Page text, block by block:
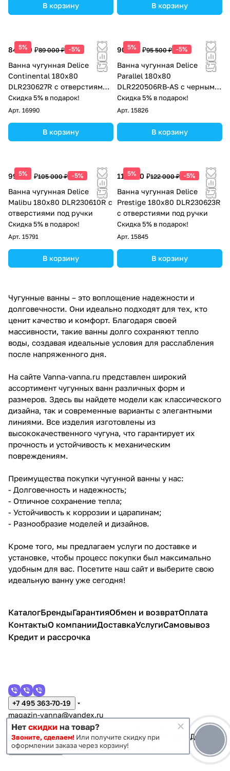
В корзину В корзину
5%
84 550 ₽89 000 ₽ -5%
Ванна чугунная Delice
Continental 180х80
DLR230627R с отверстиями
под ручки
Скидка 5% в подарок!
Арт. 16990
В корзину
5%
90 725 ₽95 500 ₽ -5%
Ванна чугунная Delice
Parallel 180х80
DLR220506RB-AS с черными
матовыми ручками и
антискользящим покрытием
Скидка 5% в подарок!
Арт. 15826
В корзину
5%
99 750 ₽105 000 ₽ -5%
Ванна чугунная Delice
Malibu 180х80 DLR230610R с
отверстиями под ручки
Скидка 5% в подарок!
Арт. 15791
В корзину
5%
115 900 ₽122 000 ₽ -5%
Ванна чугунная Delice
Prestige 180х80 DLR230623R
с отверстиями под ручки
Скидка 5% в подарок!
Арт. 15845
В корзину
Чугунные ванны – это воплощение надежности и
долговечности. Они идеально подходят для тех, кто
ценит качество и комфорт. Благодаря своей
массивности, такие ванны долго сохраняют тепло
воды, создавая идеальные условия для расслабления
после напряженного дня.
На сайте Vanna-vanna.ru представлен широкий
ассортимент чугунных ванн различных форм и
размеров. Здесь вы найдете модели как классического
дизайна, так и современные варианты с элегантными
линиями. Все изделия изготовлены из
высококачественного чугуна, что гарантирует их
прочность и устойчивость к механическим
повреждениям.
Преимущества покупки чугунной ванны у нас:
- Долговечность и надежность;
- Отличное сохранение тепла;
- Устойчивость к коррозии и царапинам;
- Разнообразие моделей и дизайнов.
Кроме того, мы предлагаем услуги по доставке и
установке, чтобы процесс покупки был максимально
удобным для вас. Посетите наш сайт и выберите свою
идеальную ванну уже сегодня!
КаталогБрендыГарантияОбмен и возвратОплата
КонтактыО компанииДоставкаУслугиСамовывоз
Кредит и рассрочка
+7 495 363-70-19
magazin-vanna@yandex.ru
г. Москва, Митино, улица Пятницкое шоссе 47
Темная тема Конфиденциальность
Нет скидки на товар?
Звоните, сделаем! Или получите скидку при
оформлении заказа через корзину!